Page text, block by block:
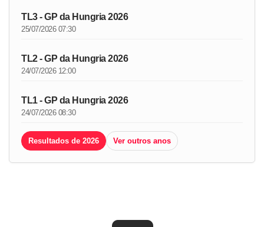
TL3 - GP da Hungria 2026
25/07/2026 07:30
TL2 - GP da Hungria 2026
24/07/2026 12:00
TL1 - GP da Hungria 2026
24/07/2026 08:30
Resultados de 2026 Ver outros anos